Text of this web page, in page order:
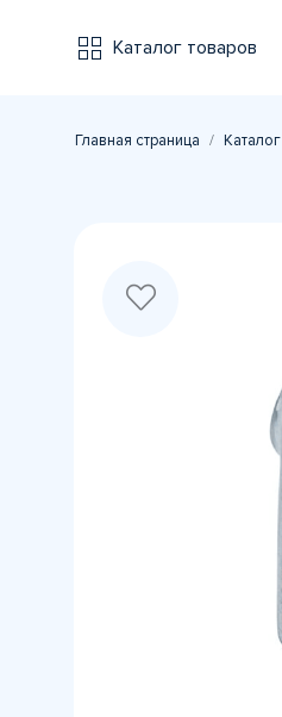
Каталог товаров
Главная страница Каталог